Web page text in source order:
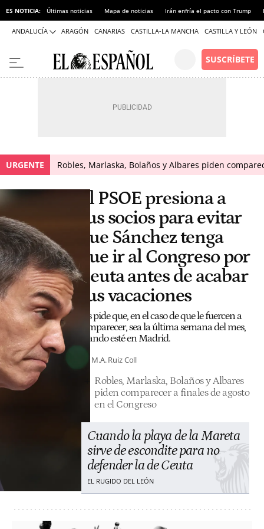
ES NOTICIA: Últimas noticias Mapa de noticias Irán enfría el pacto con Trump
ANDALUCÍA ARAGÓN CANARIAS CASTILLA-LA MANCHA CASTILLA Y LEÓN
URGENTE Robles, Marlaska, Bolaños y Albares piden
El PSOE presiona a
sus socios para evitar
que Sánchez tenga
que ir al Congreso por
Ceuta antes de acabar
sus vacaciones
Les pide que, en el caso de que le fuercen a
comparecer, sea la última semana del mes,
cuando esté en Madrid.
M.A. Ruiz Coll
Robles, Marlaska, Bolaños y Albares
piden comparecer a finales de agosto
en el Congreso
Cuando la playa de la Mareta
sirve de escondite para no
defender la de Ceuta
EL RUGIDO DEL LEÓN